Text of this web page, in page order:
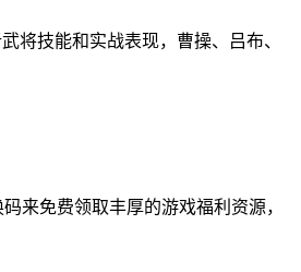
将技能和实战表现，曹操、吕布、
来免费领取丰厚的游戏福利资源，